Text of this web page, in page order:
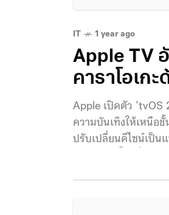
IT 1 year ago
Apple TV
คาราโอเก
Apple เปิดตัว
ความบันเทิงให้เหนือ
ปรับเปลี่ยนดีไซน์เป็น